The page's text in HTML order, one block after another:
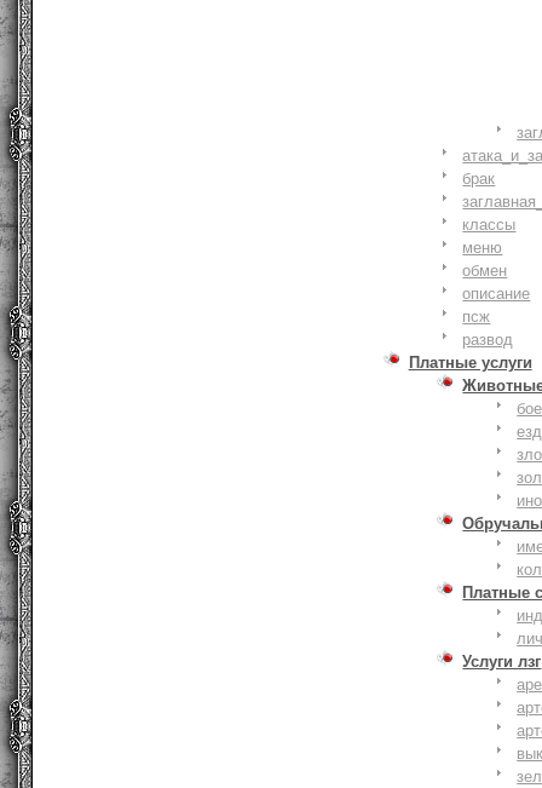
брак
классы
меню
обмен
описание
псж
развод
Платные услуги
Платные
Услуги лзг